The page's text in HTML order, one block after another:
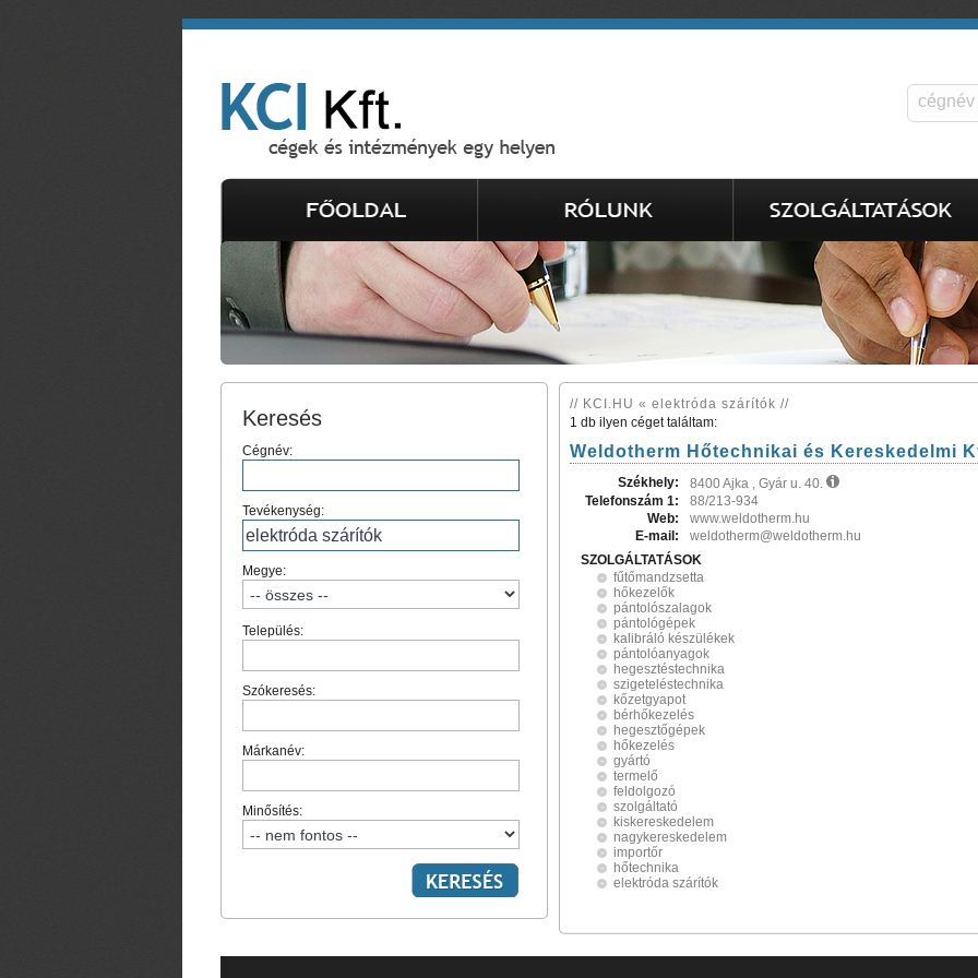
Keresés
Cégnév:
Tevékenység:
Megye:
Település:
Szókeresés:
Márkanév:
Minősítés:
// KCI.HU « elektróda szárítók //
1 db ilyen céget találtam:
Weldotherm Hőtechnikai és Kereskedelmi
Székhely:
8400 Ajka , Gyár u. 40.
Telefonszám 1:
88/213-934
Web:
www.weldotherm.hu
E-mail:
weldotherm@weldotherm.hu
SZOLGÁLTATÁSOK
fűtőmandzsetta
hőkezelők
pántolószalagok
pántológépek
kalibráló készülékek
pántolóanyagok
hegesztéstechnika
szigeteléstechnika
kőzetgyapot
bérhőkezelés
hegesztőgépek
hőkezelés
gyártó
termelő
feldolgozó
szolgáltató
kiskereskedelem
nagykereskedelem
importőr
hőtechnika
elektróda szárítók